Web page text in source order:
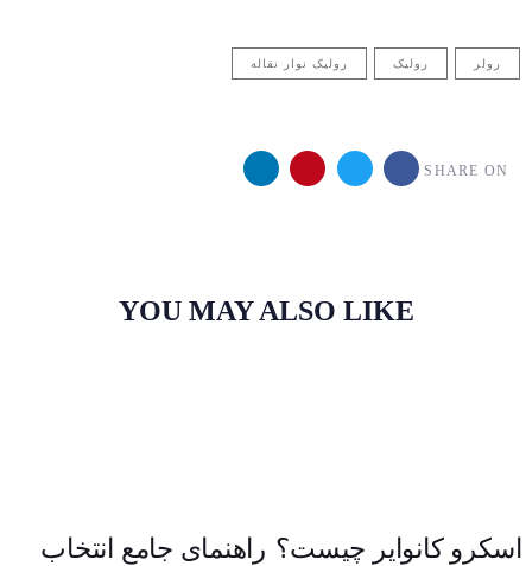
رولر رولیک رولیک نوار نقاله
SHARE ON
YOU MAY ALSO LIKE
اسکرو کانوایر چیست؟ راهنمای جامع انتخاب